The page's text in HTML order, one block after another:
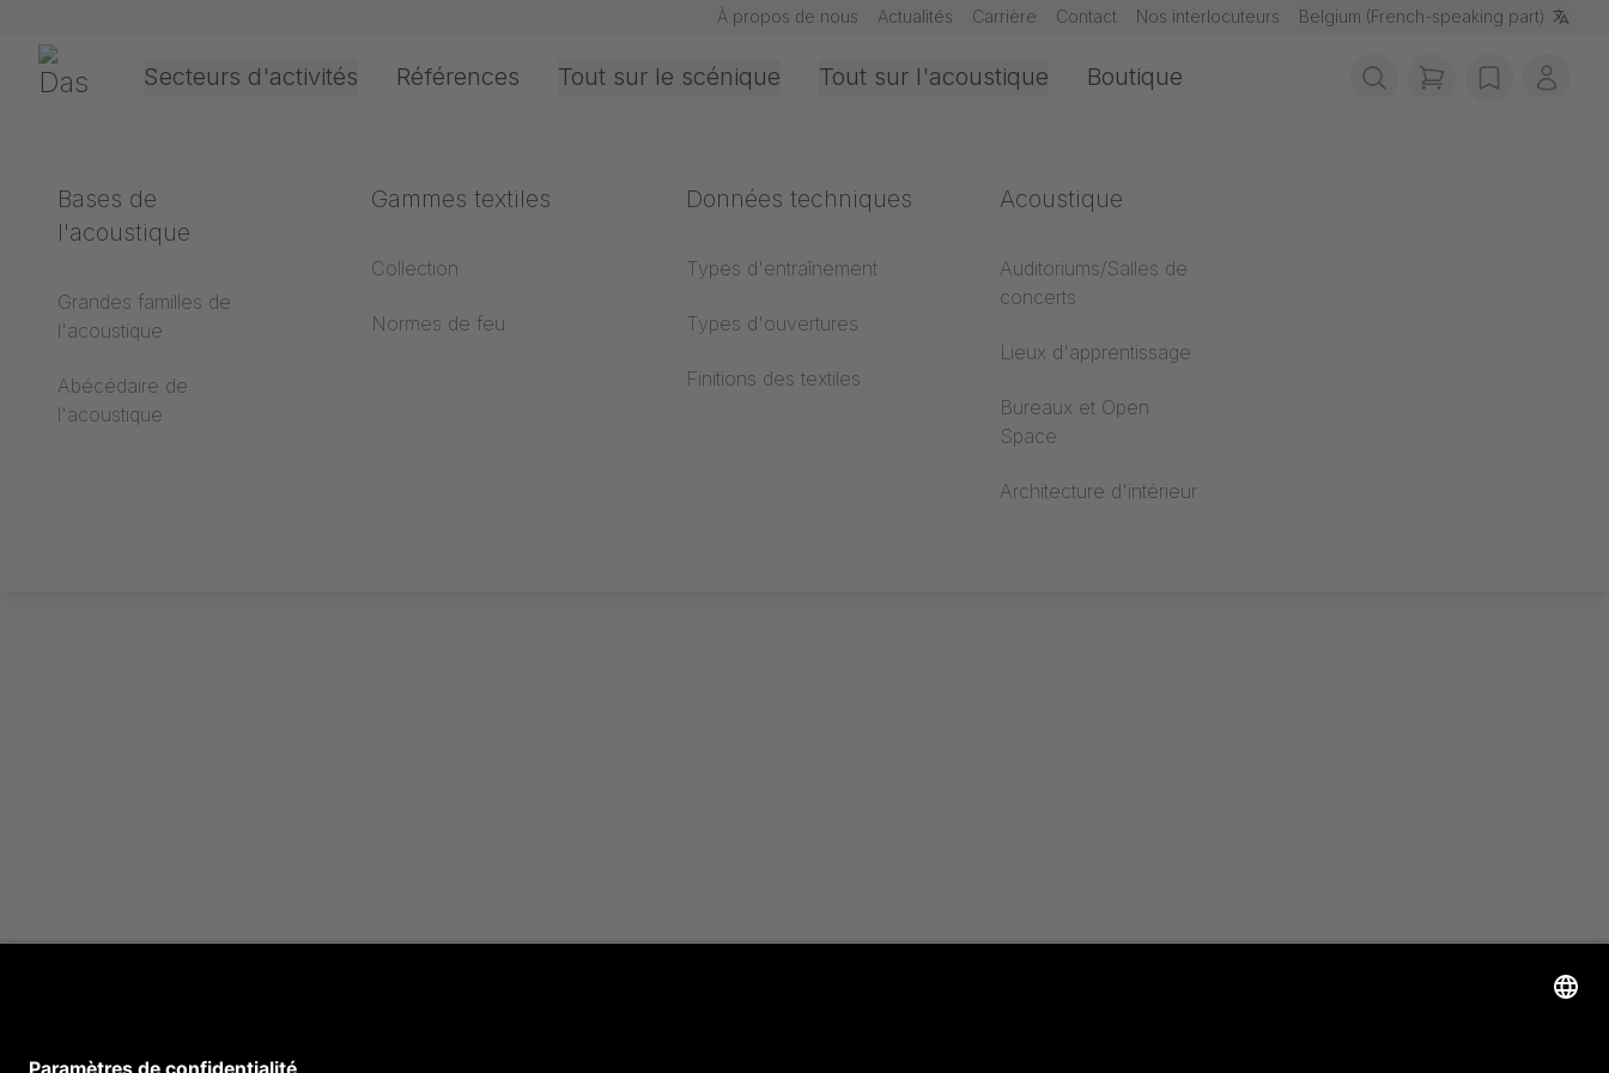
À propos de nous Actualités Carrière Contact Nos interlocuteurs Belgium (French-speaking part)
Gerriets Secteurs d'activités
Théâtre & Culture
Événement &
Bureaux &
Références Tout sur le scénique
Définition des termes
revêtement de sol
projection
Données techniques
Types d'entraînement
Finitions des PVC de
Les secteurs
Textiles
Projection
Normes de feu
Classements au feu
Tout sur l'acoustique
Bases de
l'acoustique
Grandes familles de
l'acoustique
Abécédaire de
l'acoustique
Gammes textiles
Collection
Normes de feu
Données techniques
Types d'entraînement
Types d'ouvertures
Finitions des textiles
Acoustique
Auditoriums/Salles de
concerts
Lieux d'apprentissage
Bureaux et Open
Space
Architecture d'intérieur
Boutique
items in cart,
wishlistMon